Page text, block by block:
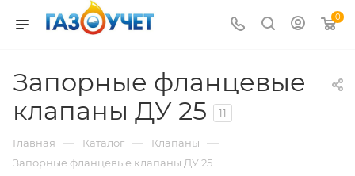
0
Запорные фланцевые
клапаны ДУ 25
11
Главная — Каталог — Клапаны —
Запорные фланцевые клапаны ДУ 25